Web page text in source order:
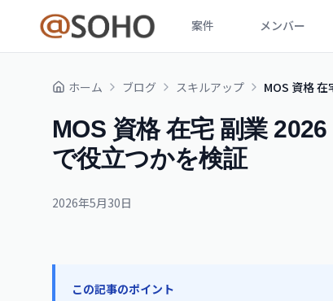
案件 メンバー
ホーム ブログ スキルアップ MOS 資格
MOS 資格 在宅 副業
で役立つかを検証
2026年5月30日
この記事のポイント